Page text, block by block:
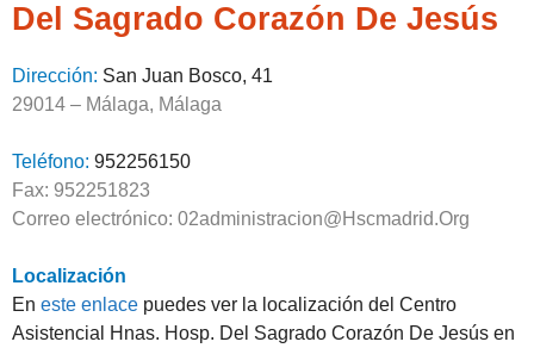
Del Sagrado Corazón De Jesús
Dirección: San Juan Bosco, 41
29014 – Málaga, Málaga
Teléfono: 952256150
Fax: 952251823
Correo electrónico: 02administracion@Hscmadrid.Org
Localización
En este enlace puedes ver la localización del Centro
Asistencial Hnas. Hosp. Del Sagrado Corazón De Jesús en